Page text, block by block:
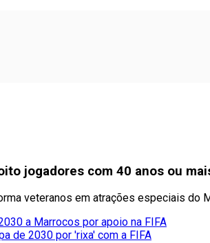
jogadores com 40 anos ou
veteranos em atrações especiais do
a Marrocos por apoio na FIFA
de 2030 por 'rixa' com a FIFA